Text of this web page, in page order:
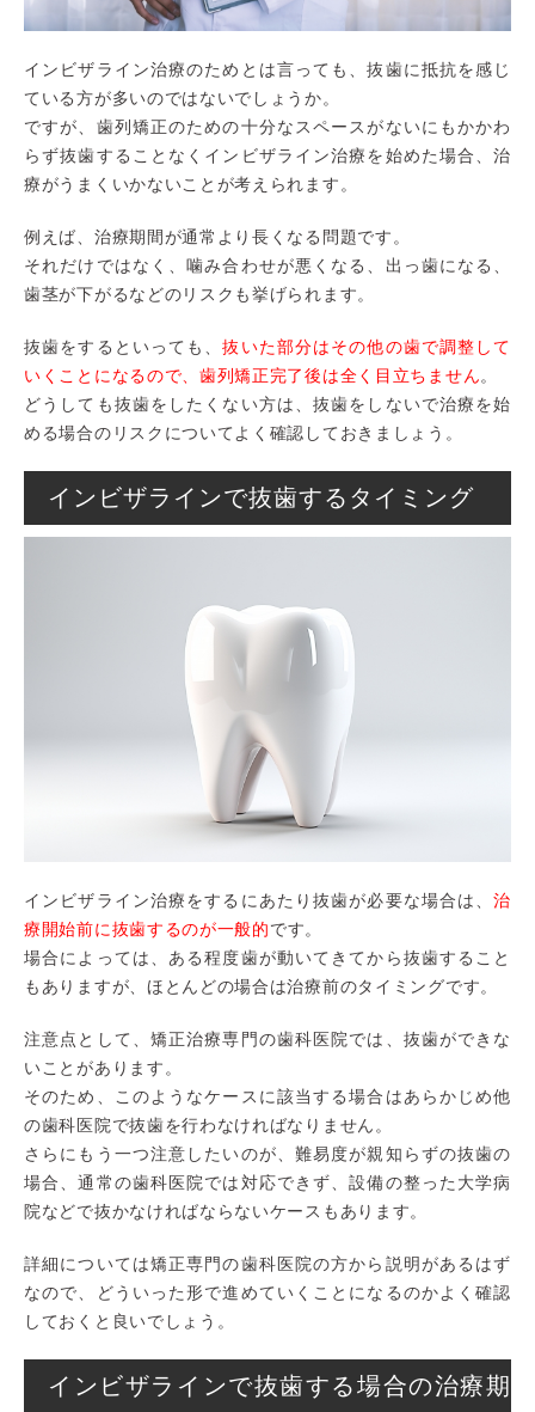
インビザライン治療のためとは言っても、抜歯に抵抗を感じ
ている方が多いのではないでしょうか。
ですが、歯列矯正のための十分なスペースがないにもかかわ
らず抜歯することなくインビザライン治療を始めた場合、治
療がうまくいかないことが考えられます。
例えば、治療期間が通常より長くなる問題です。
それだけではなく、噛み合わせが悪くなる、出っ歯になる、
歯茎が下がるなどのリスクも挙げられます。
抜歯をするといっても、抜いた部分はその他の歯で調整して
いくことになるので、歯列矯正完了後は全く目立ちません。
どうしても抜歯をしたくない方は、抜歯をしないで治療を始
める場合のリスクについてよく確認しておきましょう。
インビザラインで抜歯するタイミング
インビザライン治療をするにあたり抜歯が必要な場合は、治
療開始前に抜歯するのが一般的です。
場合によっては、ある程度歯が動いてきてから抜歯すること
もありますが、ほとんどの場合は治療前のタイミングです。
注意点として、矯正治療専門の歯科医院では、抜歯ができな
いことがあります。
そのため、このようなケースに該当する場合はあらかじめ他
の歯科医院で抜歯を行わなければなりません。
さらにもう一つ注意したいのが、難易度が親知らずの抜歯の
場合、通常の歯科医院では対応できず、設備の整った大学病
院などで抜かなければならないケースもあります。
詳細については矯正専門の歯科医院の方から説明があるはず
なので、どういった形で進めていくことになるのかよく確認
しておくと良いでしょう。
インビザラインで抜歯する場合の治療期